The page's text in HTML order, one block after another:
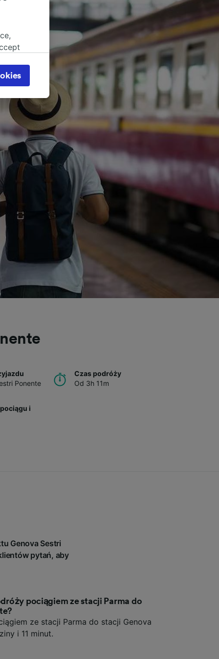
Ponente
Czas podróży
Od 3h 11m
i
Genova Sestri
pytań, aby
pociągiem ze stacji Parma do
ze stacji Parma do stacji Genova
i 11 minut.
page.